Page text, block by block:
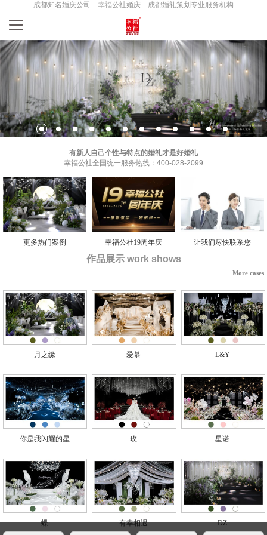
成都知名婚庆公司---幸福公社婚庆---成都婚礼策划专业服务机构
有新人自己个性与特点的婚礼才是好婚礼
幸福公社全国统一服务热线：400-028-2099
更多热门案例 幸福公社19周年庆 让我们尽快联系您
作品展示 work shows
More cases
月之缘 爱慕 L&Y
你是我闪耀的星 玫 星诺
蝶 有幸相遇 DZ